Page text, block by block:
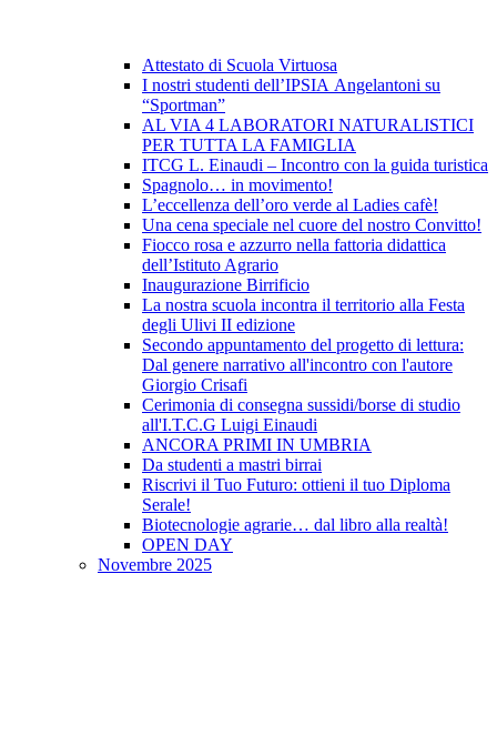
Attestato di Scuola Virtuosa
I nostri studenti dell’IPSIA Angelantoni su
“Sportman”
AL VIA 4 LABORATORI NATURALISTICI
PER TUTTA LA FAMIGLIA
ITCG L. Einaudi – Incontro con la guida turistica
Spagnolo… in movimento!
L’eccellenza dell’oro verde al Ladies cafè!
Una cena speciale nel cuore del nostro Convitto!
Fiocco rosa e azzurro nella fattoria didattica
dell’Istituto Agrario
Inaugurazione Birrificio
La nostra scuola incontra il territorio alla Festa
degli Ulivi II edizione
Secondo appuntamento del progetto di lettura:
Dal genere narrativo all'incontro con l'autore
Giorgio Crisafi
Cerimonia di consegna sussidi/borse di studio
all'I.T.C.G Luigi Einaudi
ANCORA PRIMI IN UMBRIA
Da studenti a mastri birrai
Riscrivi il Tuo Futuro: ottieni il tuo Diploma
Serale!
Biotecnologie agrarie… dal libro alla realtà!
OPEN DAY
Novembre 2025